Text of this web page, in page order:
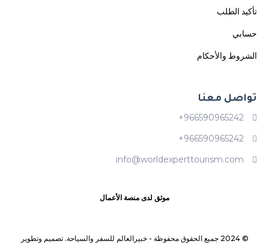
تأكيد الطلب
حسابي
الشروط والأحكام
تواصل معنا
966590965242+
966590965242+
info@worldexperttourism.com
موثق لدى منصة الأعمال
© 2024 جميع الحقوق محفوظة - خبيرالعالم للسفر والسياحة. تصميم وتطوير